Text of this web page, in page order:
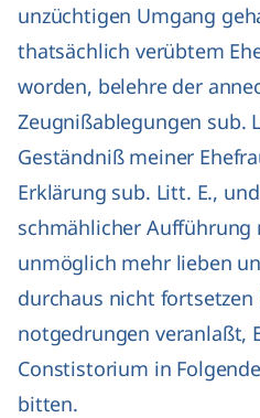
unzüchtigen Umgang
thatsächlich verübtem
worden, belehre der
Zeugnißablegungen sub.
Geständniß meiner
Erklärung sub. Litt. E.,
schmählicher Aufführung
unmöglich mehr lieben
durchaus nicht
notgedrungen veranlaßt,
Constistorium in
bitten.